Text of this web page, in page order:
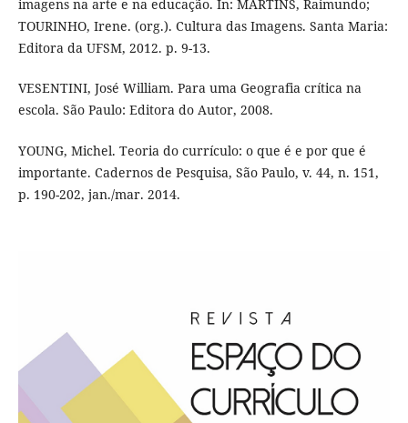
imagens na arte e na educação. In: MARTINS, Raimundo;
TOURINHO, Irene. (org.). Cultura das Imagens. Santa Maria:
Editora da UFSM, 2012. p. 9-13.
VESENTINI, José William. Para uma Geografia crítica na
escola. São Paulo: Editora do Autor, 2008.
YOUNG, Michel. Teoria do currículo: o que é e por que é
importante. Cadernos de Pesquisa, São Paulo, v. 44, n. 151,
p. 190-202, jan./mar. 2014.